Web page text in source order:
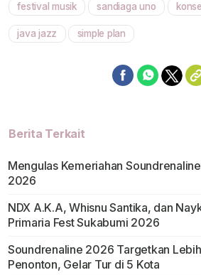
festival musik sandiaga uno
java jazz simple plan
Berita Terkait
Mengulas Kemeriahan
2026
NDX A.K.A, Whisnu Santika, dan
Primaria Fest Sukabumi 2026
Soundrenaline 2026 Targetkan
Penonton, Gelar Tur di 5 Kota